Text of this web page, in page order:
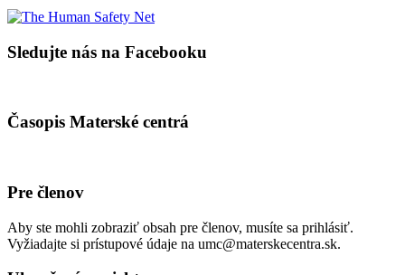
Sledujte nás na Facebooku
Časopis Materské centrá
Pre členov
Aby ste mohli zobraziť obsah pre členov, musíte sa prihlásiť.
Vyžiadajte si prístupové údaje na umc@materskecentra.sk.